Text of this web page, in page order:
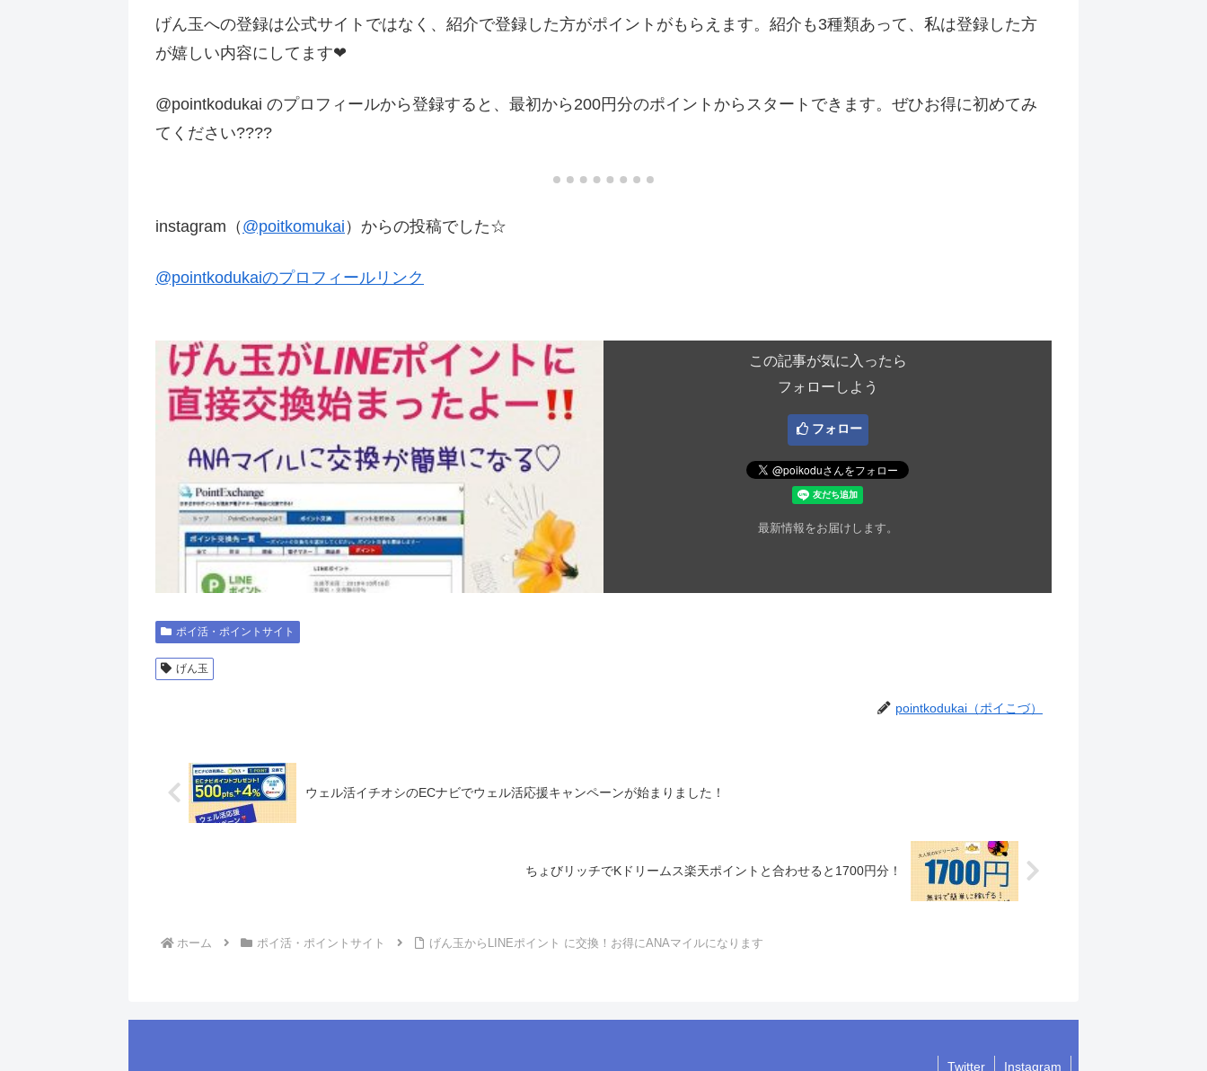
げん玉への登録は公式サイトではなく、紹介で登録した方がポイントがもらえます。紹介も3種類あって、私は登録した方
が嬉しい内容にしてます❤︎
@pointkodukai のプロフィールから登録すると、最初から200円分のポイントからスタートできます。ぜひお得に初めてみ
てください????
instagram（ @poitkomukai ）からの投稿でした☆
@pointkodukaiのプロフィールリンク
この記事が気に入ったら
フォローしよう
フォロー
最新情報をお届けします。
ポイ活・ポイントサイト
げん玉
pointkodukai（ポイこづ）
ウェル活イチオシのECナビでウェル活応援キャンペーンが始まりました！
ちょびリッチでKドリームス楽天ポイントと合わせると1700円分！
ホーム ポイ活・ポイントサイト げん玉からLINEポイント に交換！お得にANAマイルになります
Twitter Instagram